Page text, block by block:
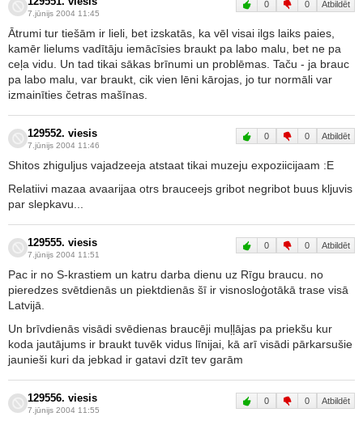
7.jūnijs 2004 11:45
0 0 Atbildēt
Ātrumi tur tiešām ir lieli, bet izskatās, ka vēl visai ilgs laiks paies,
kamēr lielums vadītāju iemācīsies braukt pa labo malu, bet ne pa
ceļa vidu. Un tad tikai sākas brīnumi un problēmas. Taču - ja brauc
pa labo malu, var braukt, cik vien lēni kārojas, jo tur normāli var
izmainīties četras mašīnas.
129552. viesis
7.jūnijs 2004 11:46
0 0 Atbildēt
Shitos zhiguljus vajadzeeja atstaat tikai muzeju expoziicijaam :E
Relatiivi mazaa avaarijaa otrs brauceejs gribot negribot buus kljuvis
par slepkavu...
129555. viesis
7.jūnijs 2004 11:51
0 0 Atbildēt
Pac ir no S-krastiem un katru darba dienu uz Rīgu braucu. no
pieredzes svētdienās un piektdienās šī ir visnosloģotākā trase visā
Latvijā.
Un brīvdienās visādi svēdienas braucēji muļļājas pa priekšu kur
koda jautājums ir braukt tuvēk vidus līnijai, kā arī visādi pārkarsušie
jaunieši kuri da jebkad ir gatavi dzīt tev garām
129556. viesis
7.jūnijs 2004 11:55
0 0 Atbildēt